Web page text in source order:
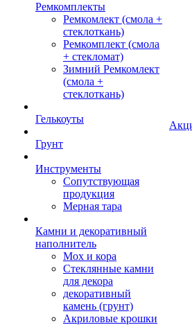
Ремкомплекты
Ремкомлект (смола +
стеклоткань)
Ремкомплект (смола
+ стекломат)
Зимний Ремкомлект
(смола +
стеклоткань)
Гелькоуты
Грунт
Инструменты
Сопутствующая
продукция
Мерная тара
Камни и декоративный
наполнитель
Мох и кора
Стеклянные камни
для декора
декоративный
камень (грунт)
Акриловые крошки